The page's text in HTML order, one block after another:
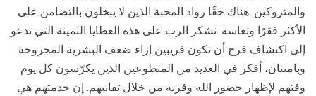
والمتروكين. هناك حقًا رواد المحبة الذين لا يبخلون بالتضامن على
الأكثر فقرًا وتعاسة. نشكر الرب على هذه العطايا الثمينة التي تدعو
إلى اكتشاف فرح أن نكون قريبين إزاء ضعف البشرية المجروحة.
وبامتنان، أفكر في العديد من المتطوعين الذين يكرّسون كل يوم
وقتهم لإظهار حضور الله وقربه من خلال تفانيهم. إن خدمتهم هي